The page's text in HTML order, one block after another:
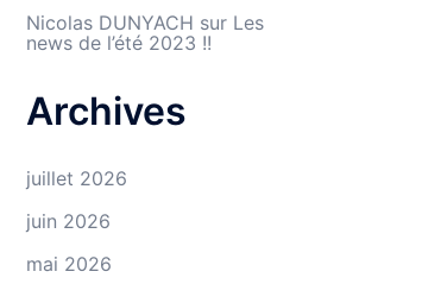
Nicolas DUNYACH sur Les
news de l’été 2023 !!
Archives
juillet 2026
juin 2026
mai 2026